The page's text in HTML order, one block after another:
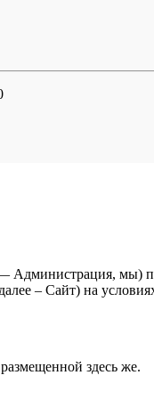
мы)
– Сайт) на
здесь же.